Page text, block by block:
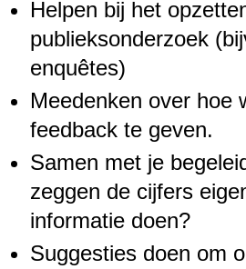
Helpen bij het
publieksonderzoek
enquêtes)
Meedenken over hoe
feedback te geven.
Samen met je
zeggen de cijfers
informatie doen?
Suggesties doen om